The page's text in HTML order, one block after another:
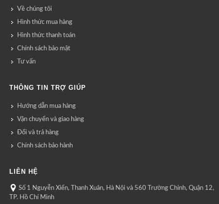
Về chúng tôi
Hình thức mua hàng
Hình thức thanh toán
Chính sách bảo mật
Tư vấn
THÔNG TIN TRỢ GIÚP
Hướng dẫn mua hàng
Vận chuyển và giao hàng
Đổi và trả hàng
Chính sách bảo hành
LIÊN HỆ
Số 1 Nguyễn Xiển, Thanh Xuân, Hà Nội và 560 Trường Chinh, Quận 12,
TP. Hồ Chí Minh